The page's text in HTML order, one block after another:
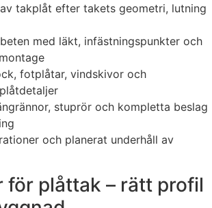
takplåt efter takets geometri, lutning
med läkt, infästningspunkter och
fotplåtar, vindskivor och
stuprör och kompletta beslag
och planerat underhåll av
för plåttak – rätt profil